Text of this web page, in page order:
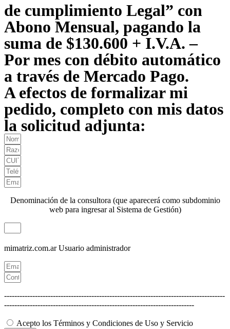
de cumplimiento Legal” con
Abono Mensual, pagando la
suma de $130.600 + I.V.A. –
Por mes con débito automático
a través de Mercado Pago.
A efectos de formalizar mi
pedido, completo con mis datos
la solicitud adjunta:
Denominación de la consultora (que aparecerá como subdominio
web para ingresar al Sistema de Gestión)
mimatriz.com.ar Usuario administrador
--------------------------------------------------------------------------------------
--------------------------------------------------------------------------
Acepto los Términos y Condiciones de Uso y Servicio